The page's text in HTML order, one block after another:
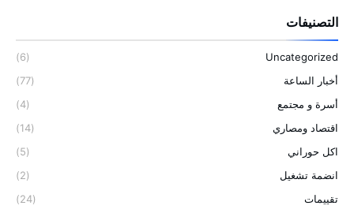
التصنيفات
Uncategorized
(6)
أخبار الساعة
(77)
أسرة و مجتمع
(4)
اقتصاد ومصاري
(14)
اكل حوراني
(5)
انضمة تشغيل
(2)
تقييمات
(24)